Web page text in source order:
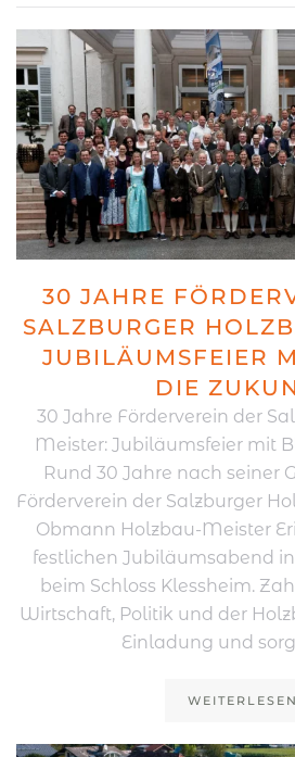
30 JAHRE
SALZBURGER
JUBILÄUMSFEIER
DIE
30 Jahre Förderverein der
Meister: Jubiläumsfeier mit
Rund 30 Jahre nach seiner
Förderverein der Salzburger
Obmann Holzbau-Meister
festlichen Jubiläumsabend
beim Schloss Klessheim.
Wirtschaft, Politik und der
Einladung und
WEITERLESEN